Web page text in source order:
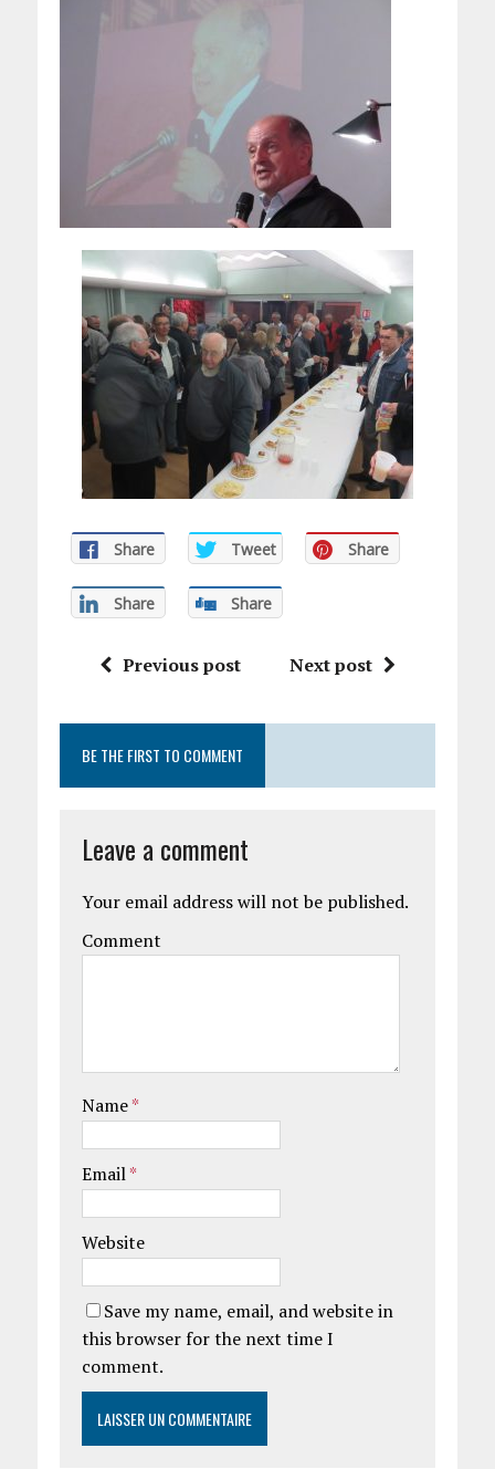
Share Tweet Share
Share Share
Previous post Next post
BE THE FIRST TO COMMENT
Leave a comment
Your email address will not be published.
Comment
Name*
Email*
Website
Save my name, email, and website in
this browser for the next time I
comment.